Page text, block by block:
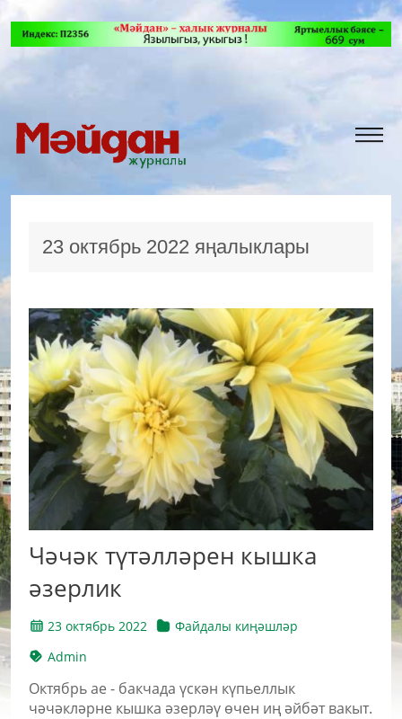
23 октябрь 2022 яңалыклары
Чәчәк түтәлләрен кышка
әзерлик
23 октябрь 2022
Файдалы киңәшләр
Admin
Октябрь ае - бакчада үскән күпьеллык
чәчәкләрне кышка әзерләү өчен иң әйбәт вакыт.